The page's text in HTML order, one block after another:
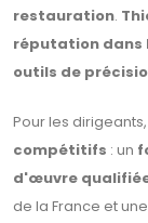
restauration.
réputation dans
outils de
Pour les
compétitifs : un
d'œuvre
de la France et une